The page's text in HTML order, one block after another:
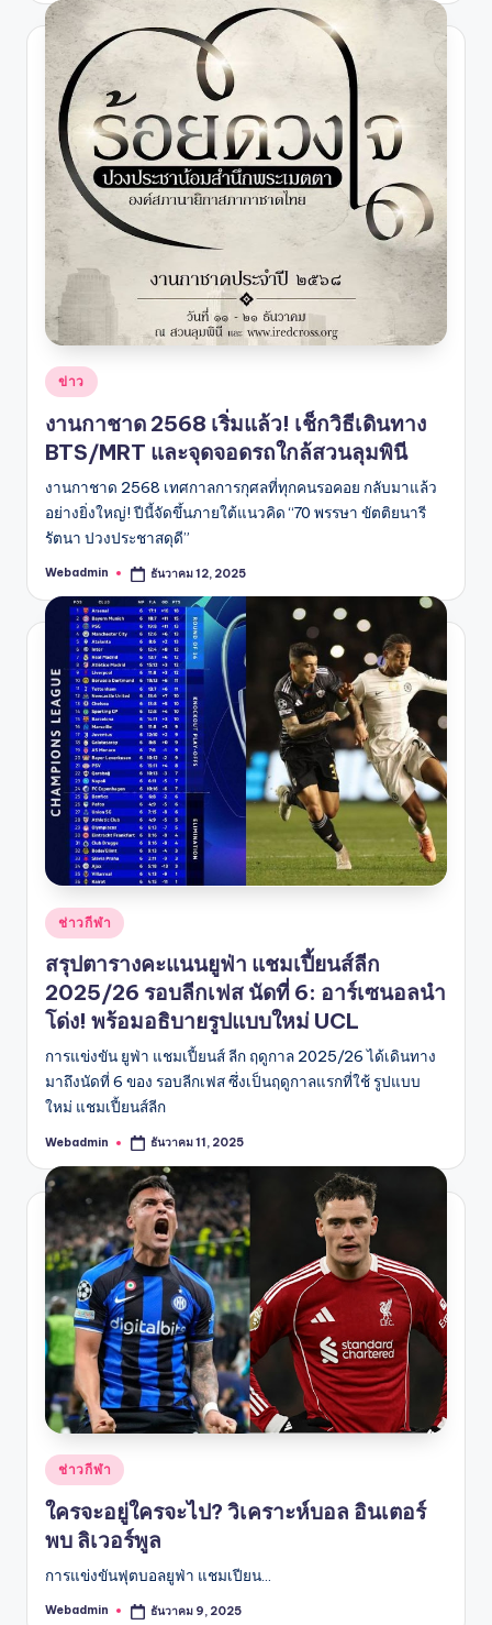
Posted
ข่าว
งานกาชาด 2568 เริ่มแล้ว! เช็กวิธีเดินทาง
BTS/MRT และจุดจอดรถใกล้สวนลุมพินี
งานกาชาด 2568 เทศกาลการกุศลที่ทุกคนรอคอย กลับมาแล้ว
อย่างยิ่งใหญ่! ปีนี้จัดขึ้นภายใต้แนวคิด “70 พรรษา ขัตติยนารี
รัตนา ปวงประชาสดุดี”
Posted
Webadmin ธันวาคม 12, 2025
Posted
in
ช่าวกีฬา
สรุปตารางคะแนนยูฟ่า แชมเปี้ยนส์ลีก
2025/26 รอบลีกเฟส นัดที่ 6: อาร์เซนอลนำ
โด่ง! พร้อมอธิบายรูปแบบใหม่ UCL
การแข่งขัน ยูฟ่า แชมเปี้ยนส์ ลีก ฤดูกาล 2025/26 ได้เดินทาง
มาถึงนัดที่ 6 ของ รอบลีกเฟส ซึ่งเป็นฤดูกาลแรกที่ใช้ รูปแบบ
ใหม่ แชมเปี้ยนส์ลีก
Posted
Webadmin ธันวาคม 11, 2025
Posted
in
ช่าวกีฬา
ใครจะอยู่ใครจะไป? วิเคราะห์บอล อินเตอร์
พบ ลิเวอร์พูล
การแข่งขันฟุตบอลยูฟ่า แชมเปียน…
Posted
Webadmin ธันวาคม 9, 2025